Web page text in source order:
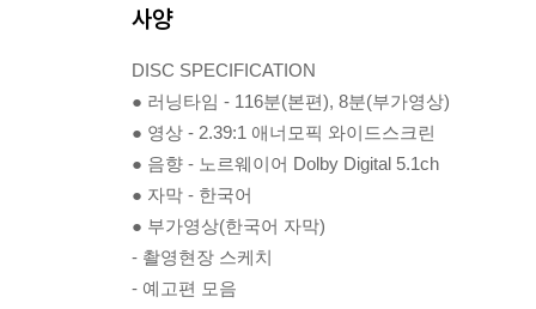
사양
DISC SPECIFICATION
● 러닝타임 - 116분(본편), 8분(부가영상)
● 영상 - 2.39:1 애너모픽 와이드스크린
● 음향 - 노르웨이어 Dolby Digital 5.1ch
● 자막 - 한국어
● 부가영상(한국어 자막)
- 촬영현장 스케치
- 예고편 모음